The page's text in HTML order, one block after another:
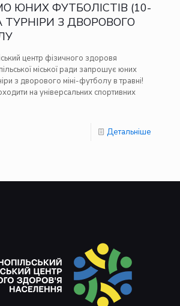
ЮНИХ ФУТБОЛІСТІВ (10-
ТУРНІРИ З ДВОРОВОГО
центр фізичного здоровя
міської ради запрошує юних
з дворового міні-футболу в травні!
на універсальних спортивних
Детальніше